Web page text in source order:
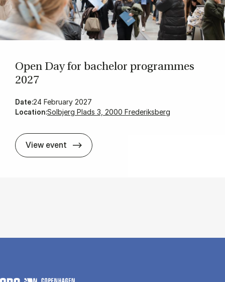
Open Day for bach­el­or pro­grammes
2027
Date:24 February 2027
Location:Solbjerg Plads 3, 2000 Frederiksberg
View event Open Day for bach­el­or pro­grammes